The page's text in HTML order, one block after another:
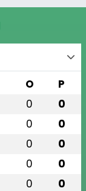
O P
0 0
0 0
0 0
0 0
0 0